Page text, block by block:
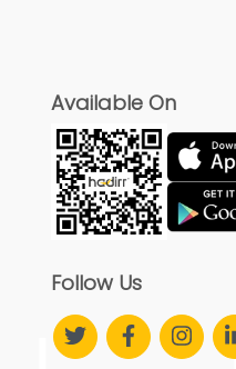
Available On
Follow Us